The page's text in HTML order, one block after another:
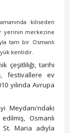
kiliseden
yerinin merkezine
tam bir Osmanlı
kentidir.
çeşitliliği, tarihi
festivallere ev
yılında Avrupa
Meydanı'ndaki
Osmanlı
St. Maria adıyla